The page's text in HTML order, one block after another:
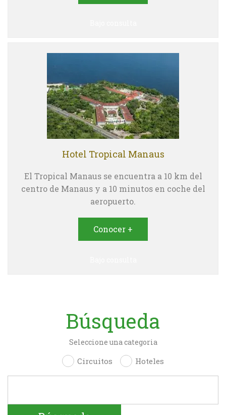
Hotel Tropical Manaus
El Tropical Manaus se encuentra a 10 km del
centro de Manaus y a 10 minutos en coche del
aeropuerto.
Conocer +
Búsqueda
Seleccione una categoria
Circuitos Hoteles